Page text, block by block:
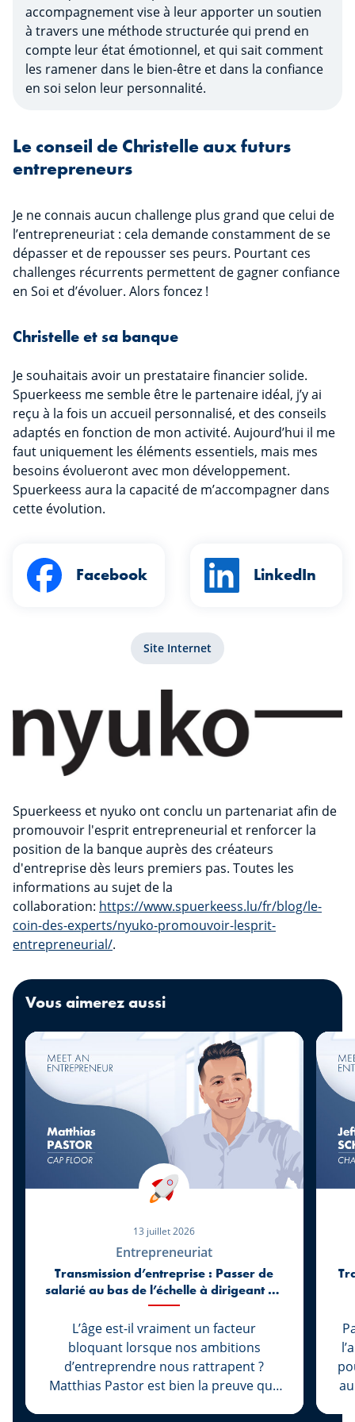
accompagnement vise à leur apporter un soutien
à travers une méthode structurée qui prend en
compte leur état émotionnel, et qui sait comment
les ramener dans le bien-être et dans la confiance
en soi selon leur personnalité.
Le conseil de Christelle aux futurs
entrepreneurs
Je ne connais aucun challenge plus grand que celui de
l’entrepreneuriat : cela demande constamment de se
dépasser et de repousser ses peurs. Pourtant ces
challenges récurrents permettent de gagner confiance
en Soi et d’évoluer. Alors foncez !
Christelle et sa banque
Je souhaitais avoir un prestataire financier solide.
Spuerkeess me semble être le partenaire idéal, j’y ai
reçu à la fois un accueil personnalisé, et des conseils
adaptés en fonction de mon activité. Aujourd’hui il me
faut uniquement les éléments essentiels, mais mes
besoins évolueront avec mon développement.
Spuerkeess aura la capacité de m’accompagner dans
cette évolution.
Facebook LinkedIn
Site Internet
Spuerkeess et nyuko ont conclu un partenariat afin de
promouvoir l'esprit entrepreneurial et renforcer la
position de la banque auprès des créateurs
d'entreprise dès leurs premiers pas. Toutes les
informations au sujet de la
collaboration: https://www.spuerkeess.lu/fr/blog/le-
coin-des-experts/nyuko-promouvoir-lesprit-
entrepreneurial/.
Vous aimerez aussi
13 juillet 2026
Entrepreneuriat
Transmission d’entreprise : Passer de
salarié au bas de l’échelle à dirigeant de
l’entreprise Cap Floor à 27 ans
L’âge est-il vraiment un facteur
bloquant lorsque nos ambitions
d’entreprendre nous rattrapent ?
Matthias Pastor est bien la preuve que